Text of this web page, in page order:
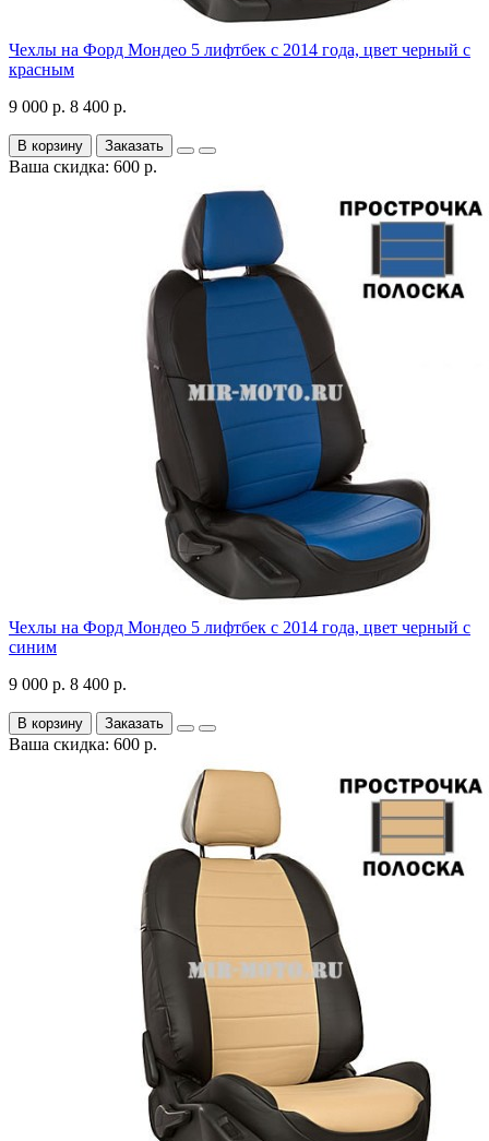
Чехлы на Форд Мондео 5 лифтбек с 2014 года, цвет черный с
красным
9 000 р. 8 400 р.
В корзину Заказать
Ваша скидка: 600 р.
Чехлы на Форд Мондео 5 лифтбек с 2014 года, цвет черный с
синим
9 000 р. 8 400 р.
В корзину Заказать
Ваша скидка: 600 р.